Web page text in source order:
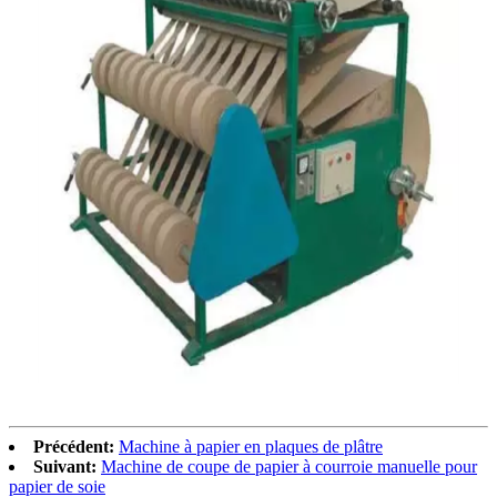
Précédent: Machine à papier en plaques de plâtre
Suivant: Machine de coupe de papier à courroie manuelle pour
papier de soie